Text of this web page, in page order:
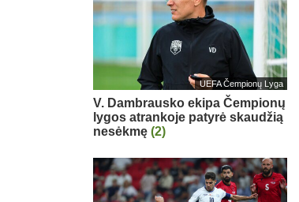
UEFA Čempionų Lyga
V. Dambrausko ekipa Čempionų
lygos atrankoje patyrė skaudžią
nesėkmę (2)